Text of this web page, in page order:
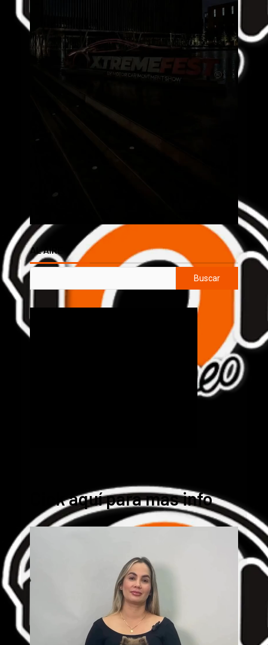
AL AIRE
Buscar
Cick aquí para mas info